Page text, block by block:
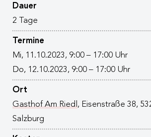
Dauer
2 Tage
Termine
Mi, 11.10.2023, 9:00 – 17:00 Uhr
Do, 12.10.2023, 9:00 – 17:00 Uhr
Ort
Gasthof Am Riedl , Eisenstraße 38,
Salzburg